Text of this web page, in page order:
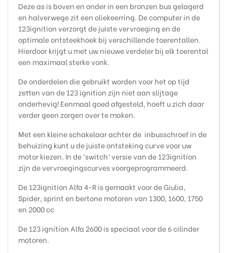
Deze as is boven en onder in een bronzen bus gelagerd
en halverwege zit een oliekeerring. De computer in de
123ignition verzorgt de juiste vervroeging en de
optimale ontsteekhoek bij verschillende toerentallen.
Hierdoor krijgt u met uw nieuwe verdeler bij elk toerental
een maximaal sterke vonk.
De onderdelen die gebruikt worden voor het op tijd
zetten van de 123 ignition zijn niet aan slijtage
onderhevig! Eenmaal goed afgesteld, hoeft u zich daar
verder geen zorgen over te maken.
Met een kleine schakelaar achter de inbusschroef in de
behuizing kunt u de juiste ontsteking curve voor uw
motor kiezen. In de ‘switch’ versie van de 123ignition
zijn de vervroegingscurves voorgeprogrammeerd.
De 123ignition Alfa 4-R is gemaakt voor de Giulia,
Spider, sprint en bertone motoren van 1300, 1600, 1750
en 2000 cc
De 123 ignition Alfa 2600 is speciaal voor de 6 cilinder
motoren.